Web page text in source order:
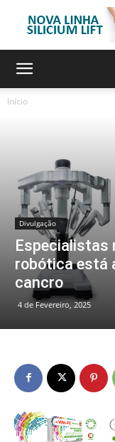
Início
Divulgação
Especialistas
robótica está
cancro
4 de Fevereiro, 2025